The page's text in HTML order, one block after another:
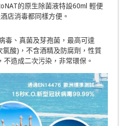
的原生除菌液特設60ml 輕便
店消毒都同樣方便。
毒、真菌及芽孢菌，最高可達
酸)，不含酒精及防腐劑，性質
造成二次污染，非常環保。